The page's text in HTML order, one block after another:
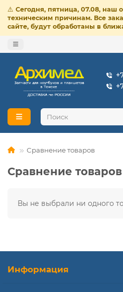
⚠️ Сегодня, пятница, 07.08, наш
техническим причинам. Все
сайте, будут обработаны в
Сравнение товаров
Сравнение товаров
Вы не выбрали ни одного
Информация